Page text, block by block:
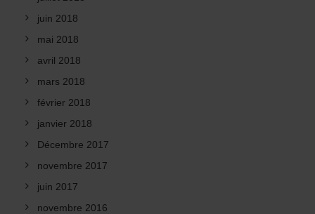
juin 2018
mai 2018
avril 2018
mars 2018
février 2018
janvier 2018
Décembre 2017
novembre 2017
juin 2017
novembre 2016